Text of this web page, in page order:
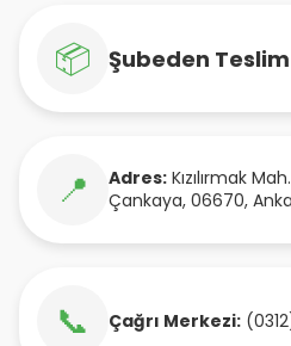
📦 Şubeden Teslim
📍 Adres: Kızılırmak
Çankaya, 06670,
📞 Çağrı Merkezi: